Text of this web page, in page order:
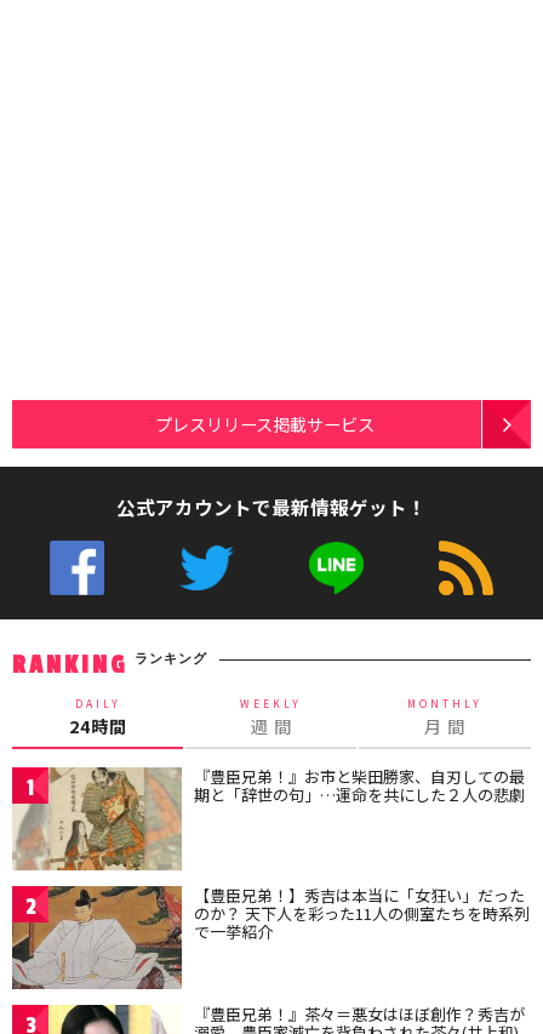
プレスリリース掲載サービス
公式アカウントで最新情報ゲット！
RANKING ランキング
DAILY
24時間
WEEKLY
週 間
MONTHLY
月 間
1 『豊臣兄弟！』お市と柴田勝家、自刃しての最
期と「辞世の句」…運命を共にした２人の悲劇
2 【豊臣兄弟！】秀吉は本当に「女狂い」だった
のか？ 天下人を彩った11人の側室たちを時系列
で一挙紹介
3 『豊臣兄弟！』茶々＝悪女はほぼ創作？秀吉が